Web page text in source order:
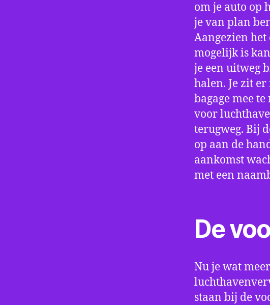
om je auto op
je van plan
Aangezien
mogelijk is
je een uitweg
halen. Je zit
bagage mee
voor
terugweg. Bij
op aan de
aankomst
met een
De
Nu je wat
staan bij de